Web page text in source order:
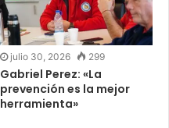
julio 30, 2026 299
Gabriel Perez: «La
prevención es la mejor
herramienta»